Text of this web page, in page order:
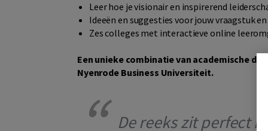
Leer hoe je visionair en inspirerend
Ideeën en suggesties voor jouw vraagstuk
Zes colleges met interactieve online
Een unieke combinatie van academische
Nyenrode Business Universiteit.
De reeks zit perfect